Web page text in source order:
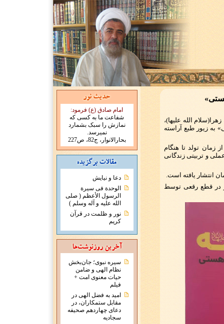
امام صادق (ع) فرمود:
شفاعت ما به کسی که
نمازش را سبک بشمارد
نمیرسد.
بحارالانوار، ج82، ص227
دعا و نیایش
الوحدة فی سیرة
الرسول الأعظم ( صلی
الله علیه و آله وسلم )
نور و ظلمت در قرآن
کریم
سیره نبوی؛ جان‌بخش
نظام الهی و ضامن
حیات معنوی امت +
فیلم
امید به فضل الهی در
مقابل ستمکاران، در
دعای چهاردهم صحیفه
سجادیه
الله علیها)،
زیور طبع آراسته
زمان تولد تا هنگام
و تربیتی زندگانی
هستی» در 496 صفحه و در قطع رقعی توسط